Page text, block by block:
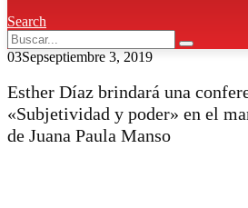
Search
03Sepseptiembre 3, 2019
Esther Díaz brindará una
«Subjetividad y poder» en el
de Juana Paula Manso